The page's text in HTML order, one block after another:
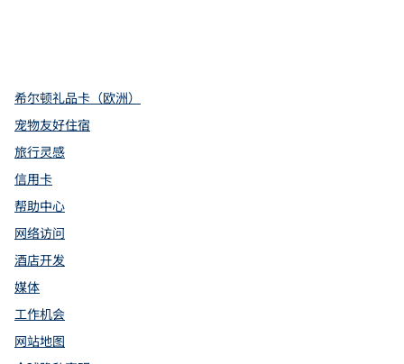
希尔顿礼品卡（欧洲）
宠物友好住宿
旅行灵感
信用卡
帮助中心
网络访问
酒店开发
媒体
工作机会
网站地图